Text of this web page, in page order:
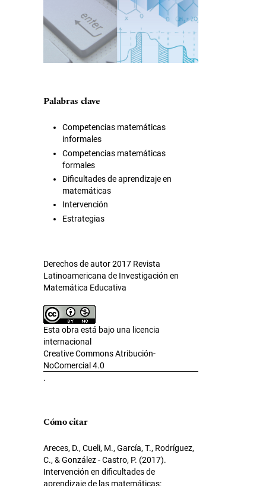
Palabras clave
Competencias matemáticas
informales
Competencias matemáticas
formales
Dificultades de aprendizaje en
matemáticas
Intervención
Estrategias
Derechos de autor 2017 Revista
Latinoamericana de Investigación en
Matemática Educativa
Esta obra está bajo una licencia
internacional
Creative Commons Atribución-
NoComercial 4.0
.
Cómo citar
Areces, D., Cueli, M., García, T., Rodríguez,
C., & González - Castro, P. (2017).
Intervención en dificultades de
aprendizaje de las matemáticas: